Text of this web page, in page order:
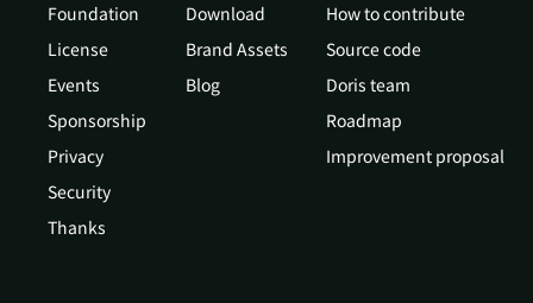
Foundation
License
Events
Sponsorship
Privacy
Security
Thanks
Download
Brand Assets
Blog
How to contribute
Source code
Doris team
Roadmap
Improvement proposal